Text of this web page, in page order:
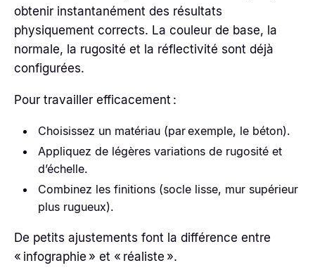
obtenir instantanément des résultats
physiquement corrects. La couleur de base, la
normale, la rugosité et la réflectivité sont déjà
configurées.
Pour travailler efficacement :
Choisissez un matériau (par exemple, le béton).
Appliquez de légères variations de rugosité et
d’échelle.
Combinez les finitions (socle lisse, mur supérieur
plus rugueux).
De petits ajustements font la différence entre
« infographie » et « réaliste ».